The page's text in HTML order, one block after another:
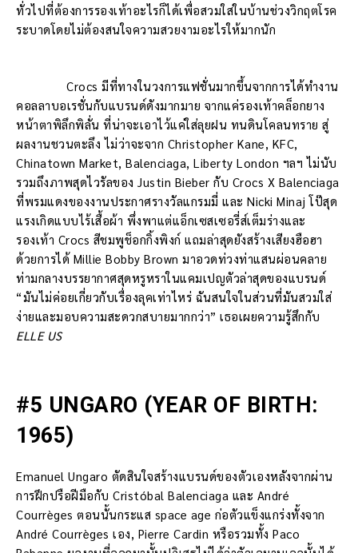
ทั่วไปที่ต้องการรองเท้าอะไรก็ได้เพื่อสวมใส่ในบ้านช่วงวิกฤตโรค
ระบาดโดยไม่ต้องสนใจความสวยงามอะไรให้มากนัก
Crocs มีที่ทางในวงการแฟชั่นมากขึ้นจากการได้ทำงาน
คอลลาบอเรชั่นกับแบรนด์ดังมากมาย จากแค่รองเท้าคล็อกยาง
หน้าตาพิลึกพิลั่น ที่น่าจะเอาไว้แค่ใส่ลุยฝน ทนดินโคลนทราย สู่
ผลงานชวนตะลึง ไม่ว่าจะจาก Christopher Kane, KFC,
Chinatown Market, Balenciaga, Liberty London ฯลฯ ไม่นับ
รวมถึงภาพสุดไวรัลของ Justin Bieber กับ Crocs X Balenciaga
ที่พรมแดงของงานประกาศรางวัลแกรมมี่ และ Nicki Minaj โป๊สุด
แรงเกิดแบบไร้เสื้อผ้า พึ่งพาแต่แอ็กเซสเซอรี่ส์เต็มร่างและ
รองเท้า Crocs สีชมพูช็อกกิ้งพิงก์ แถมล่าสุดยังสร้างเสียงฮือฮา
ด้วยการได้ Millie Bobby Brown มาอวดท่วงท่าแสนผ่อนคลาย
ท่ามกลางบรรยากาศสุดหรูหราในแคมเปญตัวล่าสุดของแบรนด์
“มันไม่ค่อยเกี่ยวกับเรื่องลุคเท่าไหร่ ฉันสนใจในส่วนที่มันสวมใส่
ง่ายและมอบความสะดวกสบายมากกว่า” เธอเผยความรู้สึกกับ
ELLE US
#5 UNGARO (YEAR OF BIRTH:
1965)
Emanuel Ungaro ตัดสินใจสร้างแบรนด์ของตัวเองหลังจากผ่าน
การฝึกปรือฝีมือกับ Cristóbal Balenciaga และ André
Courrèges ตอนนั้นกระแส space age ก่อตัวแข็งแกร่งทั้งจาก
André Courrèges เอง, Pierre Cardin หรือรวมทั้ง Paco